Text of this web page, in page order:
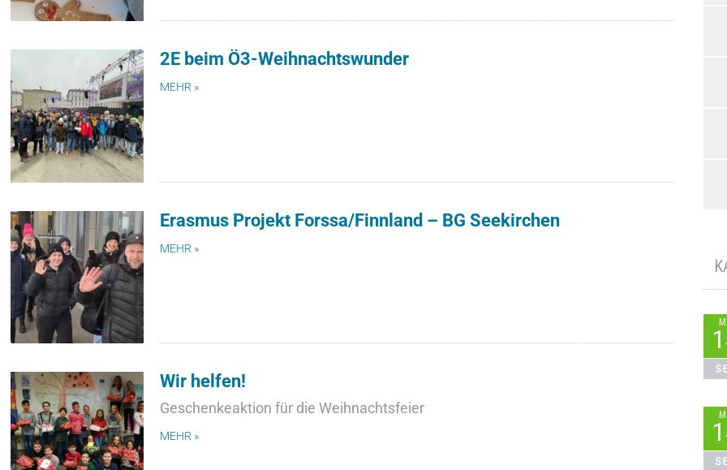
2E beim Ö3-Weihnachtswunder
MEHR »
Erasmus Projekt Forssa/Finnland – BG Seekirchen
MEHR »
Wir helfen!
Geschenkeaktion für die Weihnachtsfeier
MEHR »